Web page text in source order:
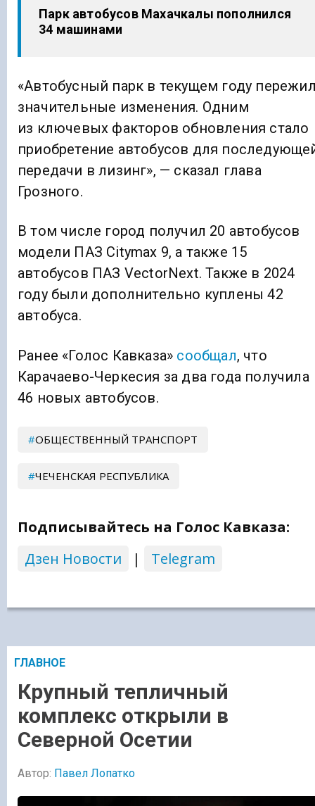
Парк автобусов Махачкалы пополнился
34 машинами
«Автобусный парк в текущем году
значительные изменения. Одним
из ключевых факторов обновления стало
приобретение автобусов для
передачи в лизинг», — сказал глава
Грозного.
В том числе город получил 20 автобусов
модели ПАЗ Citymax 9, а также 15
автобусов ПАЗ VectorNext. Также в 2024
году были дополнительно куплены 42
автобуса.
Ранее «Голос Кавказа» сообщал, что
Карачаево-Черкесия за два года получила
46 новых автобусов.
ОБЩЕСТВЕННЫЙ ТРАНСПОРТ
ЧЕЧЕНСКАЯ РЕСПУБЛИКА
Подписывайтесь на Голос Кавказа:
Дзен Новости
| Telegram
ГЛАВНОЕ
Крупный тепличный
комплекс открыли в
Северной Осетии
Автор: Павел Лопатко